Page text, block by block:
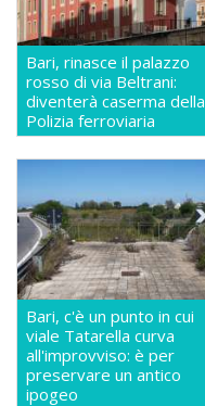
Bari, rinasce il palazzo
rosso di via Beltrani:
diventerà caserma della
Polizia ferroviaria
Bari, c'è un punto in cui
viale Tatarella curva
all'improvviso: è per
preservare un antico
ipogeo